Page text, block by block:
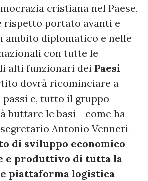
cristiana nel Paese,
rispetto portato avanti e
ambito diplomatico e nelle
con tutte le
alti funzionari dei Paesi
dovrà ricominciare a
e, tutto il gruppo
buttare le basi - come ha
Antonio Venneri -
di sviluppo economico
e produttivo di tutta la
piattaforma logistica